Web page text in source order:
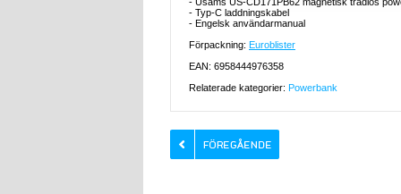
- Typ-C laddningskabel
- Engelsk användarmanual
Förpackning: Euroblister
EAN: 6958444976358
Relaterade kategorier: Powerbank